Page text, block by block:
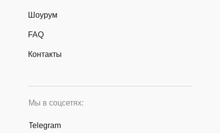
Мы в соцсетях:
Telegram
Шоурум
FAQ
Контакты